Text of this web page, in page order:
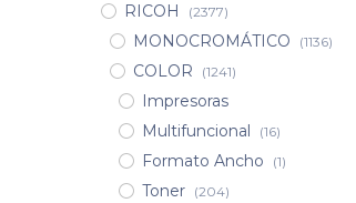
RICOH
(2377)
MONOCROMÁTICO (1136)
COLOR (1241)
Impresoras
Multifuncional
(16)
Formato Ancho (1)
Toner (204)